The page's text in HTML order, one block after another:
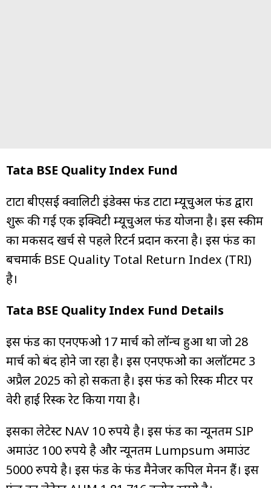
Tata BSE Quality Index Fund
टाटा बीएसई क्वालिटी इंडेक्स फंड टाटा म्यूचुअल फंड द्वारा
शुरू की गई एक इक्विटी म्यूचुअल फंड योजना है। इस स्कीम
का मकसद खर्च से पहले रिटर्न प्रदान करना है। इस फंड का
बेंचमार्क BSE Quality Total Return Index (TRI)
है।
Tata BSE Quality Index Fund Details
इस फंड का एनएफओ 17 मार्च को लॉन्च हुआ था जो 28
मार्च को बंद होने जा रहा है। इस एनएफओ का अलॉटमेंट 3
अप्रैल 2025 को हो सकता है। इस फंड को रिस्क मीटर पर
वेरी हाई रिस्क रेट किया गया है।
इसका लेटेस्ट NAV 10 रुपये है। इस फंड का न्यूनतम SIP
अमाउंट 100 रुपये है और न्यूनतम Lumpsum अमाउंट
5000 रुपये है। इस फंड के फंड मैनेजर कपिल मेनन हैं। इस